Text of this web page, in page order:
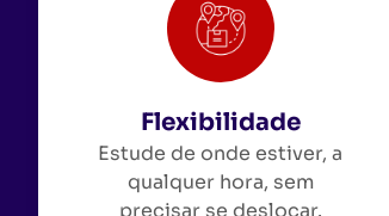
Flexibilidade
Estude de onde estiver, a
qualquer hora, sem
precisar se deslocar.